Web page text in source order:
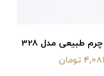
طبیعی مدل 328
تومان